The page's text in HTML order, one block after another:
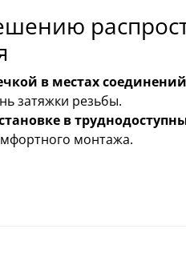
в местах
затяжки резьбы.
в
монтажа.